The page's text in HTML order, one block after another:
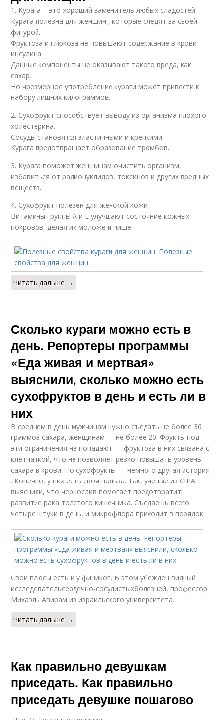
1. Курага – это хороший заменитель любых сладостей.
Курага полезна для женщин , которые следят за своей
фигурой.
Фруктоза и глюкоза не повышают содержание в крови
инсулина.
Данные компоненты не оказывают такого вреда, как
сахар.
Но чрезмерное употребление кураги может привести к
набору лишних килограммов.
2. Сухофрукт способствует выводу из организма плохого
холестерина.
Сосуды становятся эластичными и крепкими.
Курага предотвращает образование тромбов.
3. Курага поможет женщинам очистить организм,
избавиться от радионуклидов, токсинов и других вредных
веществ.
4. Сухофрукт полезен для женской кожи.
Витамины группы А и Е улучшают состояние кожных
покровов, делая их моложе и чище.
Читать дальше →
Сколько кураги можно есть в
день. Репортеры программы
«Еда живая и мертвая»
выяснили, сколько можно есть
сухофруктов в день и есть ли в
них
В среднем в день мужчинам нужно съедать не более 36
граммов сахара, женщинам — не более 20. Фрукты под
эти ограничения не попадают — фруктоза в них связана с
клетчаткой, что не позволяет резко повышать уровень
сахара в крови. Но сухофрукты — немного другая история
. Конечно, у них есть своя польза. Так, ученые из США
выяснили, что чернослив помогает предотвратить
развитие рака толстого кишечника. Съедаешь всего
четыре штуки в день, и микрофлора приходит в порядок.
Свои плюсы есть и у фиников. В этом убежден видный
исследовательсердечно-сосудистыхболезней, профессор
Михаэль Авирам из израильского университета.
Читать дальше →
Как правильно девушкам
приседать. Как правильно
приседать девушке пошагово